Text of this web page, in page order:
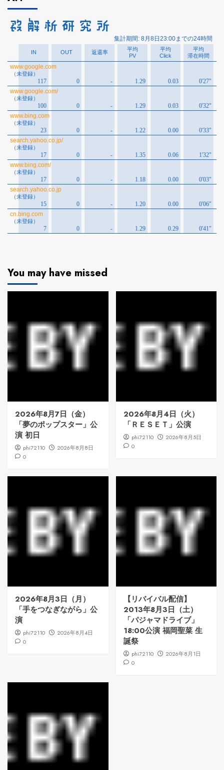
You may have missed
2026年8月7日（金）
「夢のポップスター」公
演 初日
phi72110
2026年8月8日
0
2026年8月4日（火）
「ＲＥＳＥＴ」公演
phi72110
2026年8月5日
0
2026年8月3日（月）
「手をつなぎながら」公
演
phi72110
2026年8月4日
0
【リバイバル配信】
2013年8月3日（土）
「パジャマドライブ」
18:00公演 福岡聖菜 生
誕祭
phi72110
2026年8月1日
0